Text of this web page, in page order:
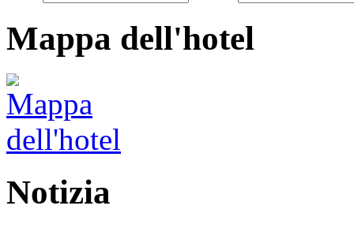
Mappa dell'hotel
Notizia